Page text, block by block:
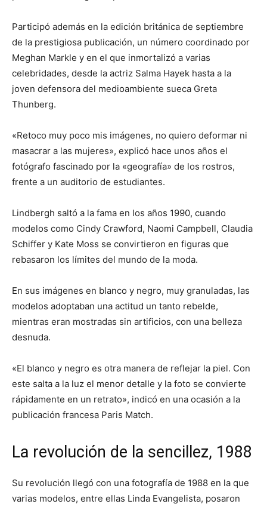
Participó además en la edición británica de septiembre
de la prestigiosa publicación, un número coordinado por
Meghan Markle y en el que inmortalizó a varias
celebridades, desde la actriz Salma Hayek hasta a la
joven defensora del medioambiente sueca Greta
Thunberg.
«Retoco muy poco mis imágenes, no quiero deformar ni
masacrar a las mujeres», explicó hace unos años el
fotógrafo fascinado por la «geografía» de los rostros,
frente a un auditorio de estudiantes.
Lindbergh saltó a la fama en los años 1990, cuando
modelos como Cindy Crawford, Naomi Campbell, Claudia
Schiffer y Kate Moss se convirtieron en figuras que
rebasaron los límites del mundo de la moda.
En sus imágenes en blanco y negro, muy granuladas, las
modelos adoptaban una actitud un tanto rebelde,
mientras eran mostradas sin artificios, con una belleza
desnuda.
«El blanco y negro es otra manera de reflejar la piel. Con
este salta a la luz el menor detalle y la foto se convierte
rápidamente en un retrato», indicó en una ocasión a la
publicación francesa Paris Match.
La revolución de la sencillez, 1988
Su revolución llegó con una fotografía de 1988 en la que
varias modelos, entre ellas Linda Evangelista, posaron